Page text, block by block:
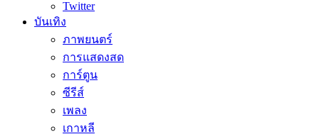
Twitter
บันเทิง
ภาพยนตร์
การแสดงสด
การ์ตูน
ซีรีส์
เพลง
เกาหลี